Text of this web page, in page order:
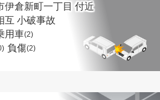
伊倉新町一丁目 付近
互 小破事故
用車(2)
負傷(2)